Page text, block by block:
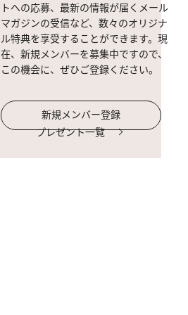
トへの応募、最新の情報が届くメール
マガジンの受信など、数々のオリジナ
ル特典を享受することができます。現
在、新規メンバーを募集中ですので、
この機会に、ぜひご登録ください。
新規メンバー登録
プレゼント一覧